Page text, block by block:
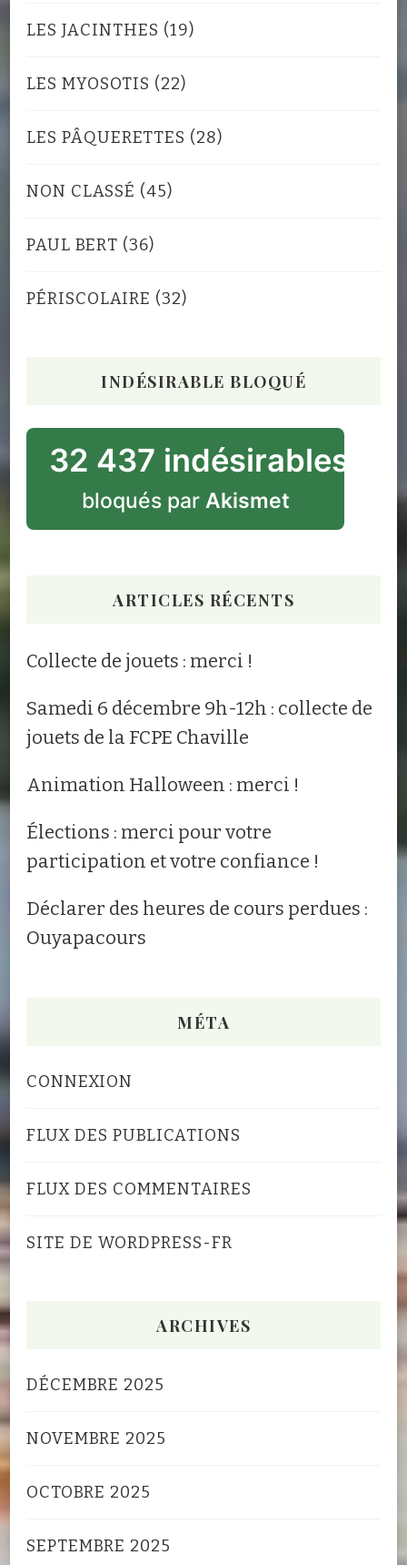
LES JACINTHES (19)
LES MYOSOTIS (22)
LES PÂQUERETTES (28)
NON CLASSÉ (45)
PAUL BERT (36)
PÉRISCOLAIRE (32)
INDÉSIRABLE BLOQUÉ
32 437 indésirables
bloqués par Akismet
ARTICLES RÉCENTS
Collecte de jouets : merci !
Samedi 6 décembre 9h-12h : collecte de
jouets de la FCPE Chaville
Animation Halloween : merci !
Élections : merci pour votre
participation et votre confiance !
Déclarer des heures de cours perdues :
Ouyapacours
MÉTA
CONNEXION
FLUX DES PUBLICATIONS
FLUX DES COMMENTAIRES
SITE DE WORDPRESS-FR
ARCHIVES
DÉCEMBRE 2025
NOVEMBRE 2025
OCTOBRE 2025
SEPTEMBRE 2025